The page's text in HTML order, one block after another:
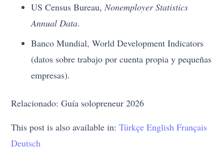
US Census Bureau, Nonemployer Statistics
Annual Data.
Banco Mundial, World Development Indicators
(datos sobre trabajo por cuenta propia y pequeñas
empresas).
Relacionado: Guía solopreneur 2026
This post is also available in:Türkçe English Français
Deutsch